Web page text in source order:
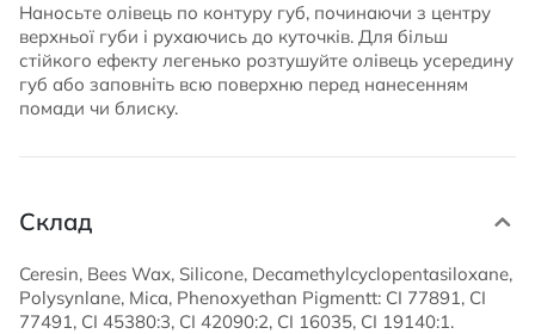
Наносьте олівець по контуру губ, починаючи з центру
верхньої губи і рухаючись до куточків. Для більш
стійкого ефекту легенько розтушуйте олівець усередину
губ або заповніть всю поверхню перед нанесенням
помади чи блиску.
Склад
Ceresin, Bees Wax, Silicone, Decamethylcyclopentasiloxane,
Polysynlane, Mica, Phenoxyethan Pigmentt: CI 77891, CI
77491, CI 45380:3, CI 42090:2, CI 16035, CI 19140:1.